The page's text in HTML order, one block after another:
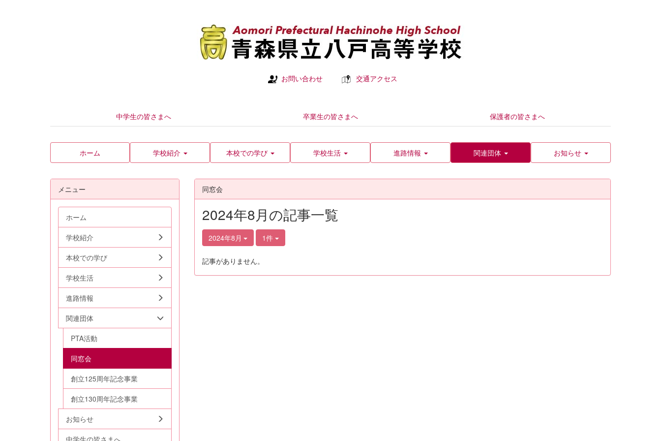
お問い合わせ 交通アクセス
中学生の皆さまへ 卒業生の皆さまへ 保護者の皆さまへ
ホーム 学校紹介 本校での学び 学校生活 進路情報 関連団体 お知らせ
同窓会
2024年8月の記事一覧
2024年8月 1件
記事がありません。
メニュー
ホーム
学校紹介
本校での学び
学校生活
進路情報
関連団体
PTA活動
同窓会
創立125周年記念事業
創立130周年記念事業
お知らせ
中学生の皆さまへ